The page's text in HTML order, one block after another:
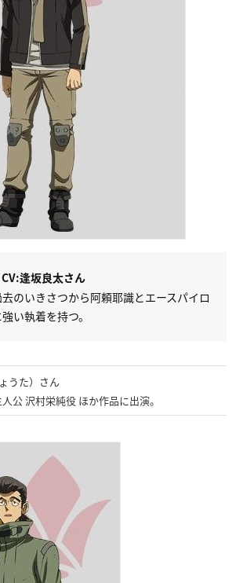
逢坂良太さん
のいきさつから阿頼耶識とエースパイロ
い執着を持つ。
うた）さん
公 沢村栄純役 ほか作品に出演。